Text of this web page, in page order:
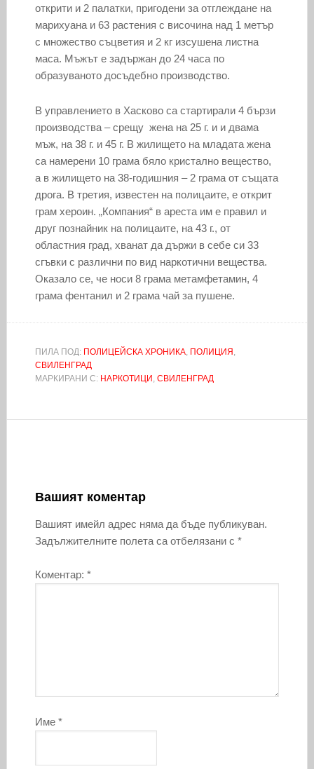
открити и 2 палатки, пригодени за отглеждане на
марихуана и 63 растения с височина над 1 метър
с множество съцветия и 2 кг изсушена листна
маса. Мъжът е задържан до 24 часа по
образуваното досъдебно производство.
В управлението в Хасково са стартирали 4 бързи
производства – срещу жена на 25 г. и и двама
мъж, на 38 г. и 45 г. В жилището на младата жена
са намерени 10 грама бяло кристално вещество,
а в жилището на 38-годишния – 2 грама от същата
дрога. В третия, известен на полицаите, е открит
грам хероин. „Компания“ в ареста им е правил и
друг познайник на полицаите, на 43 г., от
областния град, хванат да държи в себе си 33
сгъвки с различни по вид наркотични вещества.
Оказало се, че носи 8 грама метамфетамин, 4
грама фентанил и 2 грама чай за пушене.
ПИЛА ПОД: ПОЛИЦЕЙСКА ХРОНИКА, ПОЛИЦИЯ ,
СВИЛЕНГРАД
МАРКИРАНИ С: НАРКОТИЦИ , СВИЛЕНГРАД
Вашият коментар
Вашият имейл адрес няма да бъде публикуван.
Задължителните полета са отбелязани с *
Коментар: *
Име *